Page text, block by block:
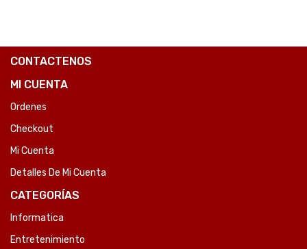
CONTACTENOS
MI CUENTA
Ordenes
Checkout
Mi Cuenta
Detalles De Mi Cuenta
CATEGORÍAS
Informatica
Entretenimiento